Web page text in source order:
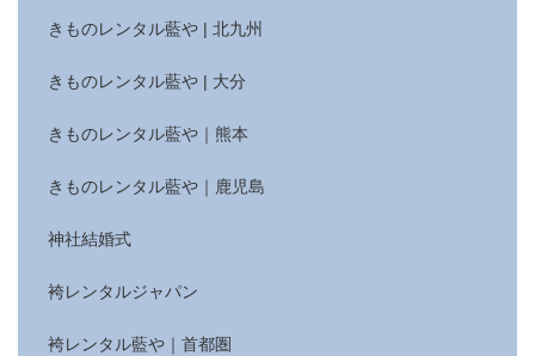
きものレンタル藍や | 北九州
きものレンタル藍や | 大分
きものレンタル藍や｜熊本
きものレンタル藍や｜鹿児島
神社結婚式
袴レンタルジャパン
袴レンタル藍や｜首都圏